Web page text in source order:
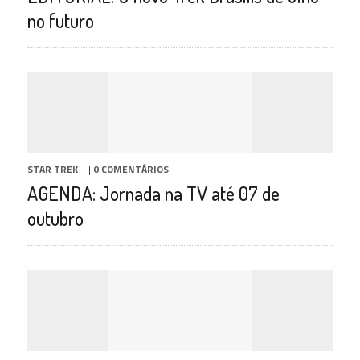
no futuro
STAR TREK | 0 COMENTÁRIOS
AGENDA: Jornada na TV até 07 de
outubro